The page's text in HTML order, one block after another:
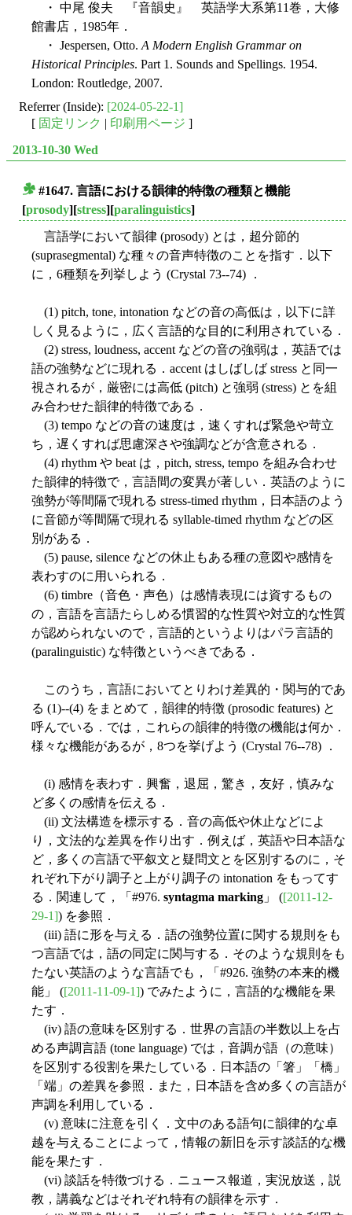
・ 中尾 俊夫 『音韻史』 英語学大系第11巻，大修
館書店，1985年．
・ Jespersen, Otto. A Modern English Grammar on
Historical Principles. Part 1. Sounds and Spellings. 1954.
London: Routledge, 2007.
Referrer (Inside): [2024-05-22-1]
[ 固定リンク | 印刷用ページ ]
2013-10-30 Wed
#1647. 言語における韻律的特徴の種類と機能
[prosody][stress][paralinguistics]
言語学において韻律 (prosody) とは，超分節的
(suprasegmental) な種々の音声特徴のことを指す．以下
に，6種類を列挙しよう (Crystal 73--74) ．
(1) pitch, tone, intonation などの音の高低は，以下に詳
しく見るように，広く言語的な目的に利用されている．
(2) stress, loudness, accent などの音の強弱は，英語では
語の強勢などに現れる．accent はしばしば stress と同一
視されるが，厳密には高低 (pitch) と強弱 (stress) とを組
み合わせた韻律的特徴である．
(3) tempo などの音の速度は，速くすれば緊急や苛立
ち，遅くすれば思慮深さや強調などが含意される．
(4) rhythm や beat は，pitch, stress, tempo を組み合わせ
た韻律的特徴で，言語間の変異が著しい．英語のように
強勢が等間隔で現れる stress-timed rhythm，日本語のよう
に音節が等間隔で現れる syllable-timed rhythm などの区
別がある．
(5) pause, silence などの休止もある種の意図や感情を
表わすのに用いられる．
(6) timbre（音色・声色）は感情表現には資するもの
の，言語を言語たらしめる慣習的な性質や対立的な性質
が認められないので，言語的というよりはパラ言語的
(paralinguistic) な特徴というべきである．
このうち，言語においてとりわけ差異的・関与的であ
る (1)--(4) をまとめて，韻律的特徴 (prosodic features) と
呼んでいる．では，これらの韻律的特徴の機能は何か．
様々な機能があるが，8つを挙げよう (Crystal 76--78) ．
(i) 感情を表わす．興奮，退屈，驚き，友好，慎みな
ど多くの感情を伝える．
(ii) 文法構造を標示する．音の高低や休止などによ
り，文法的な差異を作り出す．例えば，英語や日本語な
ど，多くの言語で平叙文と疑問文とを区別するのに，そ
れぞれ下がり調子と上がり調子の intonation をもってす
る．関連して，「#976. syntagma marking 」 ([2011-12-
29-1]) を参照．
(iii) 語に形を与える．語の強勢位置に関する規則をも
つ言語では，語の同定に関与する．そのような規則をも
たない英語のような言語でも，「#926. 強勢の本来的機
能」 ([2011-11-09-1]) でみたように，言語的な機能を果
たす．
(iv) 語の意味を区別する．世界の言語の半数以上を占
める声調言語 (tone language) では，音調が語（の意味）
を区別する役割を果たしている．日本語の「箸」「橋」
「端」の差異を参照．また，日本語を含め多くの言語が
声調を利用している．
(v) 意味に注意を引く．文中のある語句に韻律的な卓
越を与えることによって，情報の新旧を示す談話的な機
能を果たす．
(vi) 談話を特徴づける．ニュース報道，実況放送，説
教，講義などはそれぞれ特有の韻律を示す．